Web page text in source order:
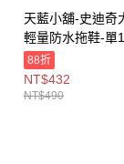
天藍小舖-史迪奇
輕量防水拖鞋-單1
款-$490【
】
88折
NT$432
NT$490